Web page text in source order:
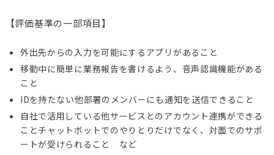
【評価基準の一部項目】
外出先からの入力を可能にするアプリがあること
移動中に簡単に業務報告を書けるよう、音声認識機能がある
こと
IDを持たない他部署のメンバーにも通知を送信できること
自社で活用している他サービスとのアカウント連携ができる
ことチャットボットでのやりとりだけでなく、対面でのサポ
ートが受けられること など